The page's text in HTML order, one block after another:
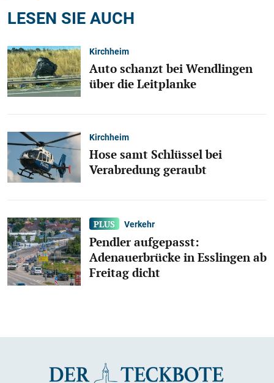
LESEN SIE AUCH
Kirchheim
Auto schanzt bei Wendlingen
über die Leitplanke
Kirchheim
Hose samt Schlüssel bei
Verabredung geraubt
Verkehr
Pendler aufgepasst:
Adenauerbrücke in Esslingen ab
Freitag dicht